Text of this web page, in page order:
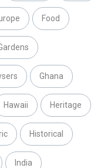
Food
Ghana
Hawaii Heritage
Historical
India